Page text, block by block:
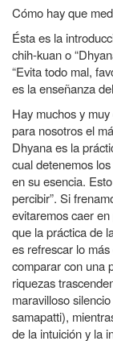
Cómo hay que
Ésta es la
chih-kuan o
“Evita todo mal,
es la enseñanza
Hay muchos y
para nosotros el
Dhyana es la
cual detenemos
en su esencia.
percibir”. Si
evitaremos caer
que la práctica de
es refrescar lo
comparar con una
riquezas
maravilloso
samapatti),
de la intuición y la